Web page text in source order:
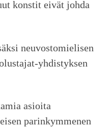
konstit eivät johda
neuvostomielisen
yhdistyksen
asioita
parinkymmenen